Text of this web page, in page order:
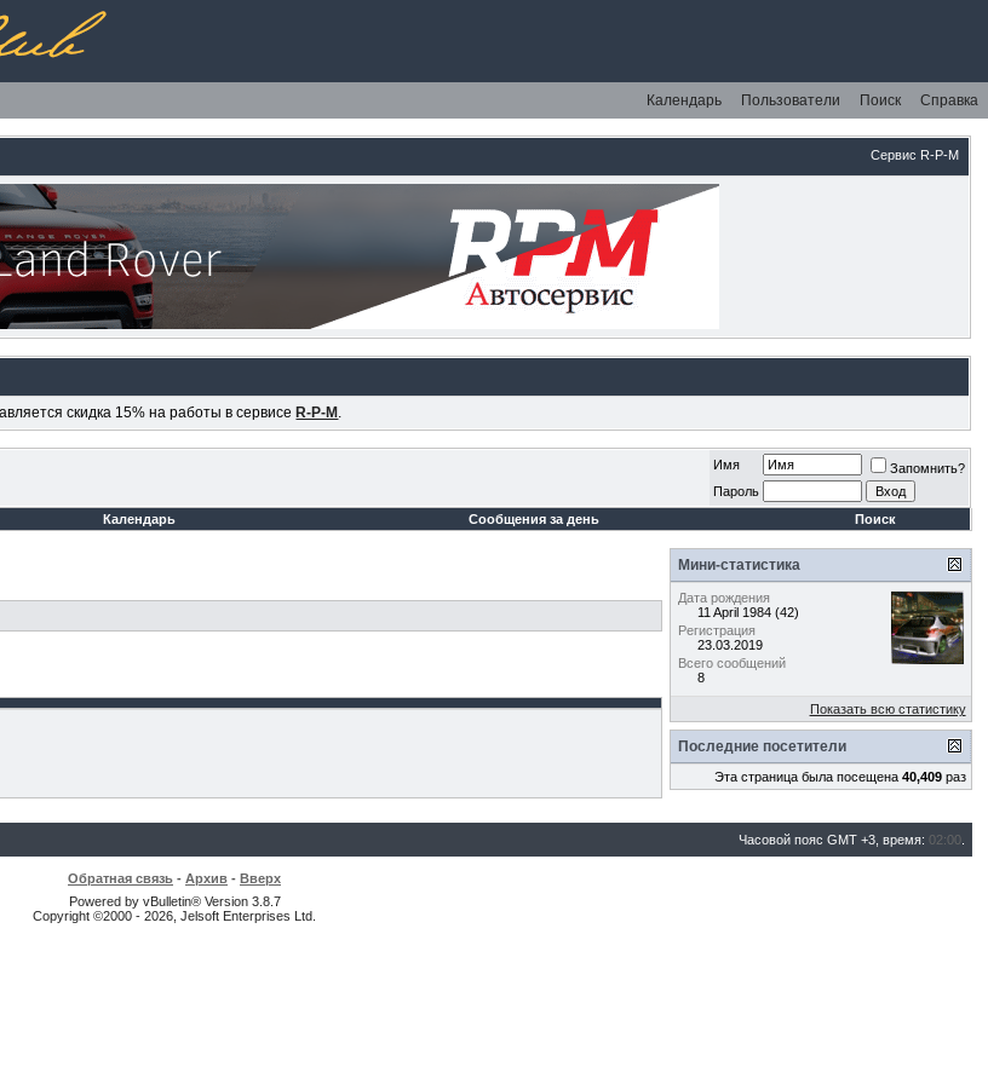
Календарь Пользователи Поиск Справка
Сервис R-P-M
скидка 15% на работы в сервисе R-P-M .
Имя
Запомнить?
Пароль
Календарь Сообщения за день Поиск
Мини-статистика
Дата рождения
11 April 1984 (42)
Регистрация
23.03.2019
Всего сообщений
8
Показать всю статистику
Последние посетители
Эта страница была посещена 40,409раз
Часовой пояс GMT +3, время: 02:00.
Обратная связь - Архив - Вверх
Powered by vBulletin® Version 3.8.7
Copyright ©2000 - 2026, Jelsoft Enterprises Ltd.